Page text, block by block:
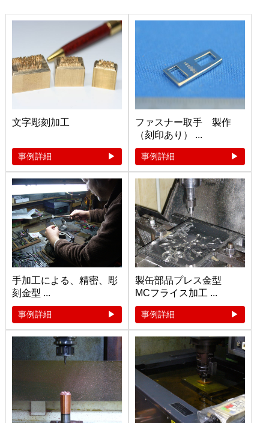
文字彫刻加工
事例詳細
ファスナー取手 製作
（刻印あり） ...
事例詳細
手加工による、精密、彫
刻金型 ...
事例詳細
製缶部品プレス金型
MCフライス加工 ...
事例詳細